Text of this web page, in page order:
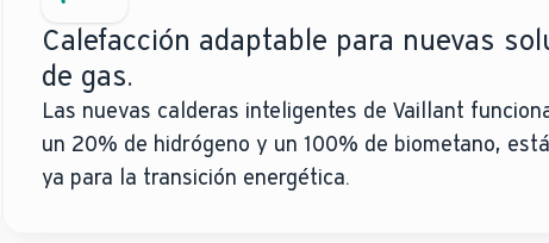
Calefacción adaptable para nuevas
de gas.
Las nuevas calderas inteligentes de Vaillant
un 20% de hidrógeno y un 100% de biometano,
ya para la transición energética.